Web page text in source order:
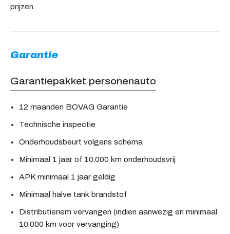
prijzen.
Garantie
Garantiepakket personenauto
12 maanden BOVAG Garantie
Technische inspectie
Onderhoudsbeurt volgens schema
Minimaal 1 jaar of 10.000 km onderhoudsvrij
APK minimaal 1 jaar geldig
Minimaal halve tank brandstof
Distributieriem vervangen (indien aanwezig en minimaal
10.000 km voor vervanging)